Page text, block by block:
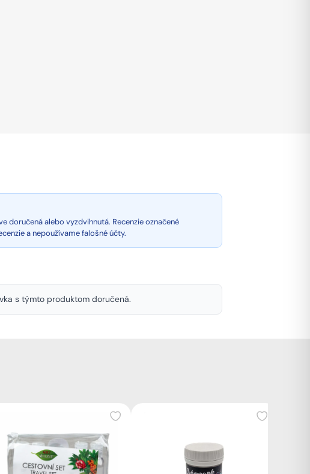
doručená alebo vyzdvihnutá. Recenzie označené
a nepoužívame falošné účty.
s týmto produktom doručená.